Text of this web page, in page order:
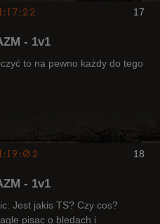
17
- 1v1
to na pewno każdy do tego
18
- 1v1
Jest jakis TS? Czy cos?
pisac o bledach i